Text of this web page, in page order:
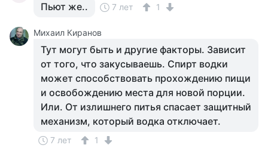
Пьют же.. 7 лет 1
Михаил Киранов
Тут могут быть и другие факторы. Зависит
от того, что закусываешь. Спирт водки
может способствовать прохождению пищи
и освобождению места для новой порции.
Или. От излишнего питья спасает защитный
механизм, который водка отключает.
7 лет 1